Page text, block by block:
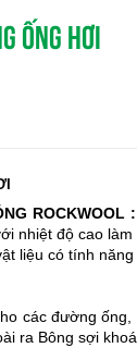
ỐNG HƠI
ROCKWOOL
nhiệt độ cao
liệu có tính năng
các đường ống,
ra Bông sợi